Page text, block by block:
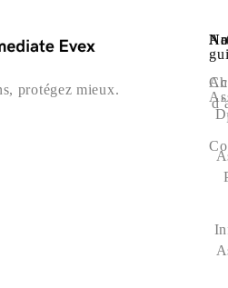
protégez mieux.